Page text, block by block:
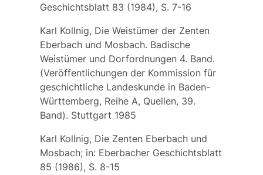
Geschichtsblatt 83 (1984), S. 7-16
Karl Kollnig, Die Weistümer der Zenten
Eberbach und Mosbach. Badische
Weistümer und Dorfordnungen 4. Band.
(Veröffentlichungen der Kommission für
geschichtliche Landeskunde in Baden-
Württemberg, Reihe A, Quellen, 39.
Band). Stuttgart 1985
Karl Kollnig, Die Zenten Eberbach und
Mosbach; in: Eberbacher Geschichtsblatt
85 (1986), S. 8-15